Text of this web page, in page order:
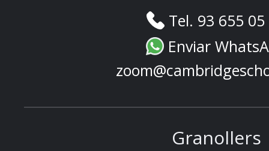
Tel. 93 655
Enviar
Granollers